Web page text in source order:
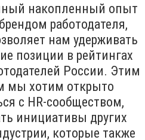
накопленный опыт
работодателя,
нам удерживать
позиции в рейтингах
России. Этим
мы хотим открыто
с HR-сообществом,
инициативы других
которые также